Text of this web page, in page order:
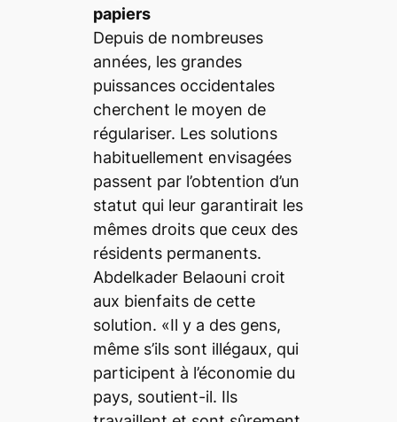
papiers
Depuis de nombreuses
années, les grandes
puissances occidentales
cherchent le moyen de
régulariser. Les solutions
habituellement envisagées
passent par l’obtention d’un
statut qui leur garantirait les
mêmes droits que ceux des
résidents permanents.
Abdelkader Belaouni croit
aux bienfaits de cette
solution. «Il y a des gens,
même s’ils sont illégaux, qui
participent à l’économie du
pays, soutient-il. Ils